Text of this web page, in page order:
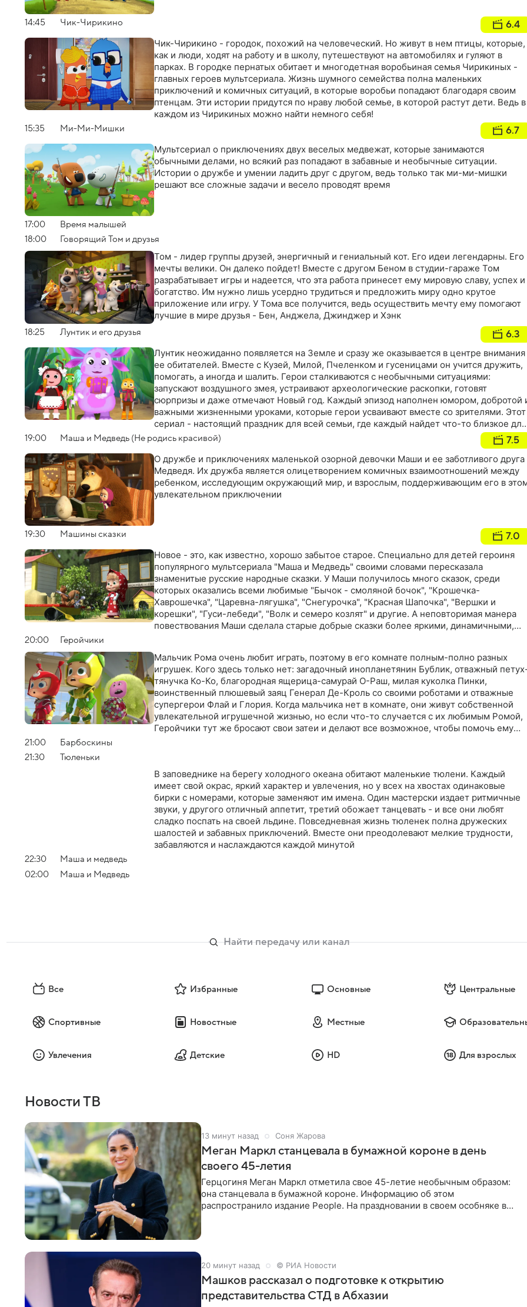
14:45 Чик-Чирикино 6.4
Чик-Чирикино - городок, похожий на человеческий. Но живут в нем птицы, которые,
как и люди, ходят на работу и в школу, путешествуют на автомобилях и гуляют в
парках. В городке пернатых обитает и многодетная воробьиная семья Чирикиных -
главных героев мультсериала. Жизнь шумного семейства полна маленьких
приключений и комичных ситуаций, в которые воробьи попадают благодаря своим
птенцам. Эти истории придутся по нраву любой семье, в которой растут дети. Ведь в
каждом из Чирикиных можно найти немного себя!
15:35 Ми-Ми-Мишки 6.7
Мультсериал о приключениях двух веселых медвежат, которые занимаются
обычными делами, но всякий раз попадают в забавные и необычные ситуации.
Истории о дружбе и умении ладить друг с другом, ведь только так ми-ми-мишки
решают все сложные задачи и весело проводят время
17:00
Время малышей
18:00
Говорящий Том и друзья
Том - лидер группы друзей, энергичный и гениальный кот. Его идеи легендарны. Его
мечты велики. Он далеко пойдет! Вместе с другом Беном в студии-гараже Том
разрабатывает игры и надеется, что эта работа принесет ему мировую славу, успех и
богатство. Им нужно лишь усердно трудиться и предложить миру одно крутое
приложение или игру. У Тома все получится, ведь осуществить мечту ему помогают
лучшие в мире друзья - Бен, Анджела, Джинджер и Хэнк
18:25 Лунтик и его друзья 6.3
Лунтик неожиданно появляется на Земле и сразу же оказывается в центре внимания
ее обитателей. Вместе с Кузей, Милой, Пчеленком и гусеницами он учится дружить,
помогать, а иногда и шалить. Герои сталкиваются с необычными ситуациями:
запускают воздушного змея, устраивают археологические раскопки, готовят
сюрпризы и даже отмечают Новый год. Каждый эпизод наполнен юмором, добротой
важными жизненными уроками, которые герои усваивают вместе со зрителями. Этот
сериал - настоящий праздник для всей семьи, где каждый найдет что-то близкое для
себя
19:00 Маша и Медведь (Не родись красивой) 7.5
О дружбе и приключениях маленькой озорной девочки Маши и ее заботливого друга
Медведя. Их дружба является олицетворением комичных взаимоотношений между
ребенком, исследующим окружающий мир, и взрослым, поддерживающим его в
увлекательном приключении
19:30 Машины сказки 7.0
Новое - это, как известно, хорошо забытое старое. Специально для детей героиня
популярного мультсериала "Маша и Медведь" своими словами пересказала
знаменитые русские народные сказки. У Маши получилось много сказок, среди
которых оказались всеми любимые "Бычок - смоляной бочок", "Крошечка-
Хаврошечка", "Царевна-лягушка", "Снегурочка", "Красная Шапочка", "Вершки и
корешки", "Гуси-лебеди", "Волк и семеро козлят" и другие. А неповторимая манера
повествования Маши сделала старые добрые сказки более яркими, динамичными,
20:00 Геройчики
Мальчик Рома очень любит играть, поэтому в его комнате полным-полно разных
игрушек. Кого здесь только нет: загадочный инопланетянин Бублик, отважный
тянучка Ко-Ко, благородная ящерица-самурай О-Раш, милая куколка Пинки,
воинственный плюшевый заяц Генерал Де-Кроль со своими роботами и отважные
супергерои Флай и Глория. Когда мальчика нет в комнате, они живут собственной
увлекательной игрушечной жизнью, но если что-то случается с их любимым Ромой,
Геройчики тут же бросают свои затеи и делают все возможное, чтобы помочь ему
21:00
Барбоскины
21:30
Тюленьки
В заповеднике на берегу холодного океана обитают маленькие тюлени. Каждый
имеет свой окрас, яркий характер и увлечения, но у всех на хвостах одинаковые
бирки с номерами, которые заменяют им имена. Один мастерски издает ритмичные
звуки, у другого отличный аппетит, третий обожает танцевать - и все они любят
сладко поспать на своей льдине. Повседневная жизнь тюленек полна дружеских
шалостей и забавных приключений. Вместе они преодолевают мелкие трудности,
забавляются и наслаждаются каждой минутой
22:30
Маша и медведь
02:00
Маша и Медведь
Все Избранные Основные Центральные
Спортивные Новостные Местные
Увлечения Детские HD Для взрослых
Новости ТВ
13 минут назад Соня Жарова
Меган Маркл станцевала в бумажной короне в день
своего 45-летия
Герцогиня Меган Маркл отметила свое 45-летие необычным образом:
она станцевала в бумажной короне. Информацию об этом
распространило издание People. На праздновании в своем особняке в
20 минут назад © РИА Новости
Машков рассказал о подготовке к открытию
представительства СТД в Абхазии